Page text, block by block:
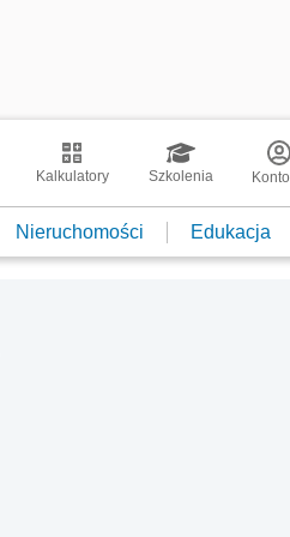
Kalkulatory Szkolenia Konto
Nieruchomości Edukacja